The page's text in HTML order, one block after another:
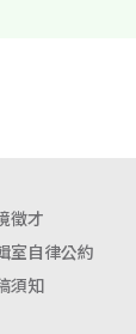
徵才
室自律公約
須知